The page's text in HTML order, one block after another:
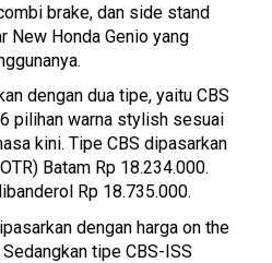
brake, dan side stand
New Honda Genio yang
dengan dua tipe, yaitu CBS
pilihan warna stylish sesuai
kini. Tipe CBS dipasarkan
Batam Rp 18.234.000.
Rp 18.735.000.
dengan harga on the
tipe CBS-ISS